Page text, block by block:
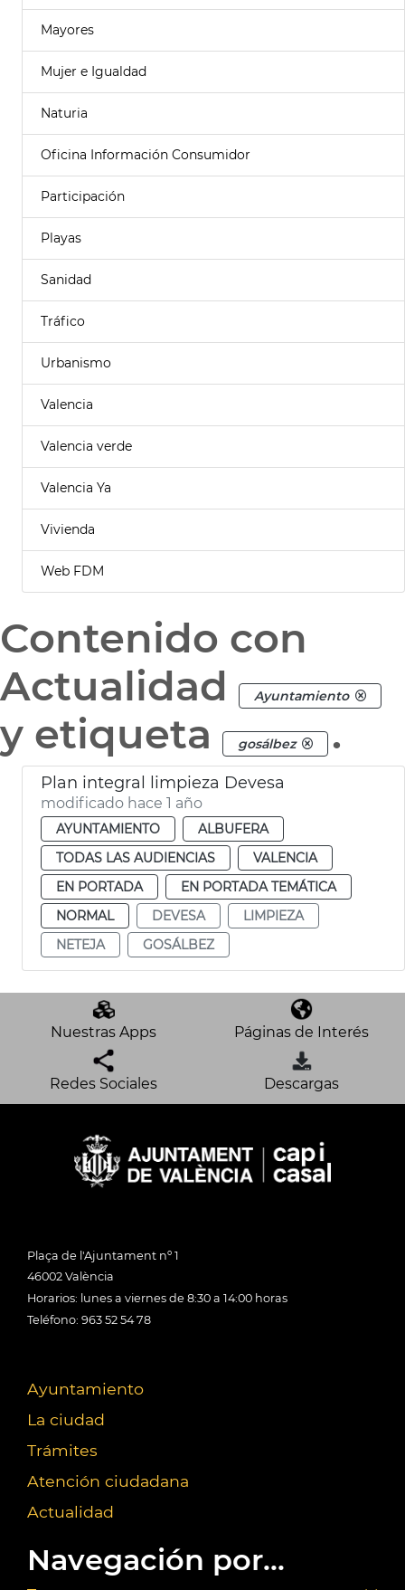
Mayores
Mujer e Igualdad
Naturia
Oficina Información Consumidor
Participación
Playas
Sanidad
Tráfico
Urbanismo
Valencia
Valencia verde
Valencia Ya
Vivienda
Web FDM
Contenido con
Actualidad
Ayuntamiento
y etiqueta gosálbez .
Plan integral limpieza Devesa
modificado hace 1 año
AYUNTAMIENTO
ALBUFERA
TODAS LAS AUDIENCIAS
VALENCIA
EN PORTADA
EN PORTADA TEMÁTICA
NORMAL
DEVESA
LIMPIEZA
NETEJA
GOSÁLBEZ
Nuestras Apps Páginas de Interés
Redes Sociales Descargas
Plaça de l'Ajuntament nº 1
46002 València
Horarios: lunes a viernes de 8:30 a 14:00 horas
Teléfono: 963 52 54 78
Ayuntamiento
La ciudad
Trámites
Atención ciudadana
Actualidad
Navegación por...